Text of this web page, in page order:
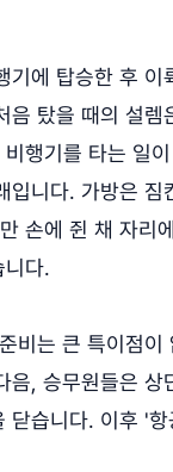
기에 탑승한 후 이
음 탔을 때의 설렘
행기를 타는 일
입니다. 가방은 짐
손에 쥔 채 자리
니다.
비는 큰 특이점이
음, 승무원들은 상
닫습니다. 이후 '